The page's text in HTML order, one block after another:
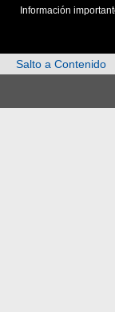
Información
Salto a Contenido